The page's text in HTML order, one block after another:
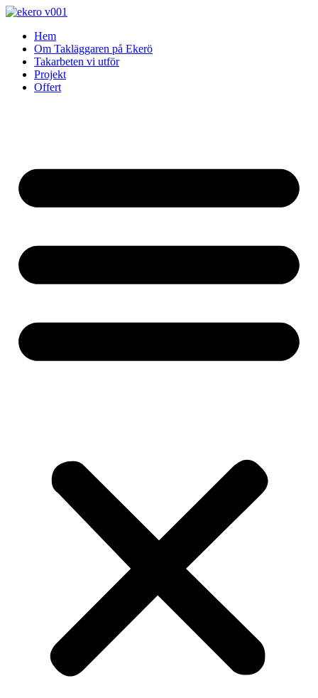
Skip
contentHem
Om Takläggaren på Ekerö
Takarbeten vi utför
Projekt
Offert